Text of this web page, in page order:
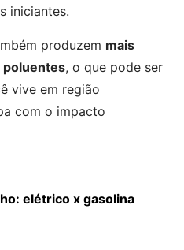
iniciantes.
produzem mais
poluentes, o que pode ser
vive em região
com o impacto
elétrico x gasolina